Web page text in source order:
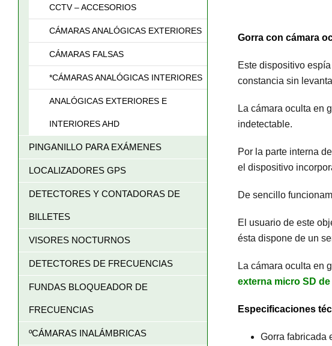
Gorra con cámara
Este dispositivo
constancia sin
La cámara oculta en
indetectable.
Por la parte interna
el dispositivo
De sencillo
El usuario de este
ésta dispone de un
La cámara oculta en
externa micro SD de
Especificaciones
Gorra fabricada
CCTV – ACCESORIOS
CÁMARAS ANALÓGICAS EXTERIORES
CÁMARAS FALSAS
*CÁMARAS ANALÓGICAS INTERIORES
ANALÓGICAS EXTERIORES E
INTERIORES AHD
PINGANILLO PARA EXÁMENES
LOCALIZADORES GPS
DETECTORES Y CONTADORAS DE
BILLETES
VISORES NOCTURNOS
DETECTORES DE FRECUENCIAS
FUNDAS BLOQUEADOR DE
FRECUENCIAS
ºCÁMARAS INALÁMBRICAS